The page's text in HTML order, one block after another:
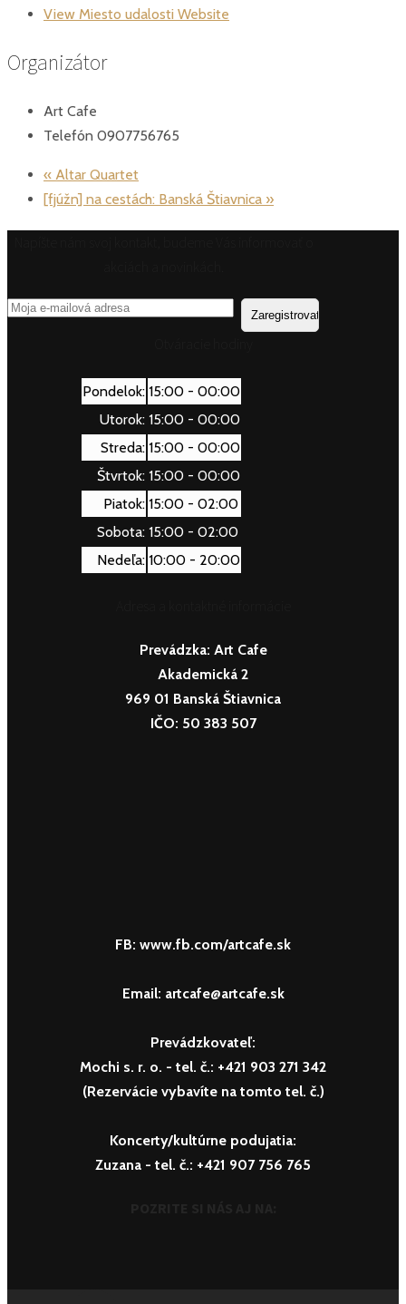
View Miesto udalosti Website
Organizátor
Art Cafe
Telefón 0907756765
« Altar Quartet
[fjúžn] na cestách: Banská Štiavnica »
Pondelok: 15:00 - 00:00
Utorok: 15:00 - 00:00
Streda: 15:00 - 00:00
Štvrtok: 15:00 - 00:00
Piatok: 15:00 - 02:00
Sobota: 15:00 - 02:00
Nedeľa: 10:00 - 20:00
Prevádzka: Art Cafe
Akademická 2
969 01 Banská Štiavnica
IČO: 50 383 507
FB: www.fb.com/artcafe.sk
Email: artcafe@artcafe.sk
Prevádzkovateľ:
Mochi s. r. o. - tel. č.: +421 903 271 342
(Rezervácie vybavíte na tomto tel. č.)
Koncerty/kultúrne podujatia:
Zuzana - tel. č.: +421 907 756 765